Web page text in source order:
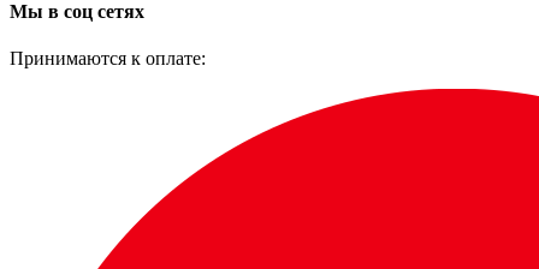
Мы в соц сетях
Принимаются к оплате: